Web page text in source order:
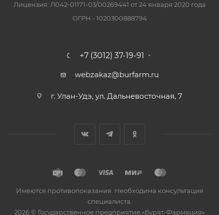
Лицензия: Л042-01171-03/00269441 от 24 января 2020 года
ОГРН - 1020300888794
+7 (3012) 37-19-91
webzakaz@burfarm.ru
г. Улан-Удэ, ул. Дальневосточная, 7
Имеются противопоказания. Необходима консультация
специалиста.
2026 © Государственное предприятие «Бурят-Фармация»